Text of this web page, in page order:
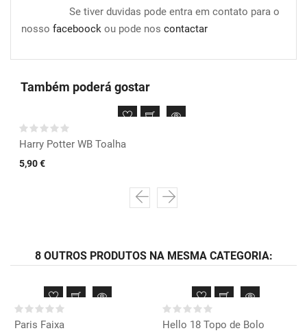
Se tiver duvidas pode entra em contato para o
nosso faceboock ou pode nos contactar
Também poderá gostar
Harry Potter WB Toalha
5,90 €
8 OUTROS PRODUTOS NA MESMA CATEGORIA:
Paris Faixa Hello 18 Topo de Bolo